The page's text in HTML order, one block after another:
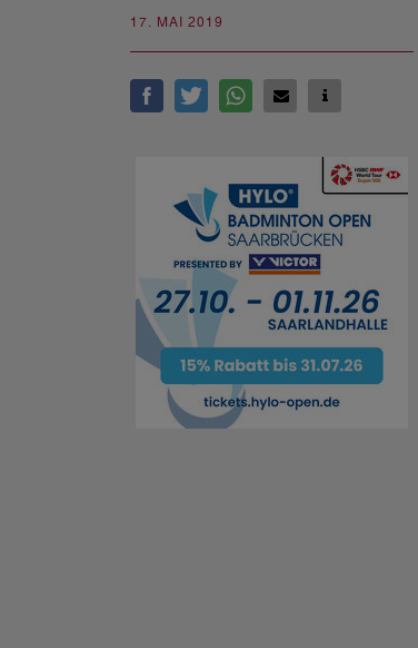
17. MAI 2019